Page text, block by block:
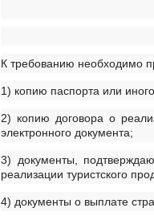
К требованию необходимо
1) копию паспорта или
2) копию договора о
электронного документа;
3) документы,
реализации туристского
4) документы о выплате